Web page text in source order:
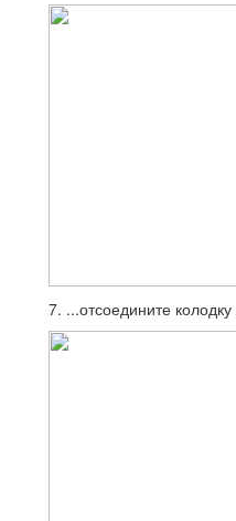
7. ...отсоедините